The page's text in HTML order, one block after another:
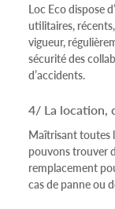
Loc Eco dispose
utilitaires,
vigueur,
sécurité des
d’accidents.
4/ La location,
Maîtrisant toutes
pouvons trouver
remplacement
cas de panne ou